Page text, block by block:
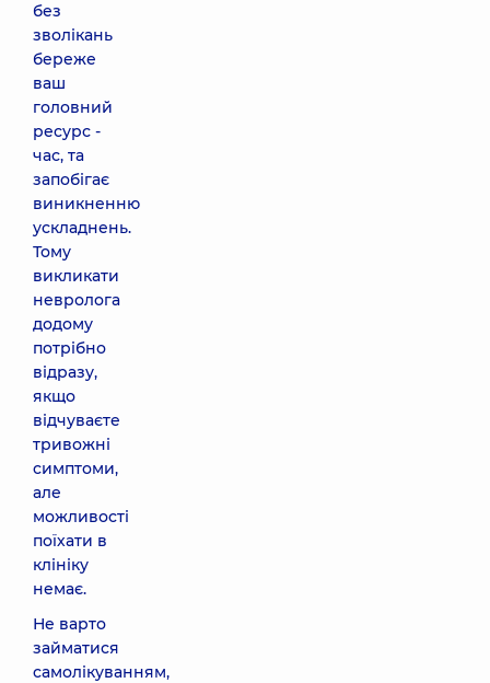
без
зволікань
береже
ваш
головний
ресурс -
час, та
запобігає
виникненню
ускладнень.
Тому
викликати
невролога
додому
потрібно
відразу,
якщо
відчуваєте
тривожні
симптоми,
але
можливості
поїхати в
клініку
немає.
Не варто
займатися
самолікуванням,